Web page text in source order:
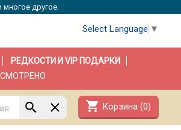
многое другое.
Select Language ▼
РЕДКОСТИ И VIP ПОДАРКИ
shopping_cart Корзина (0)